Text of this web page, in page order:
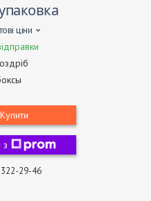
ціни
Купити
з
29-46